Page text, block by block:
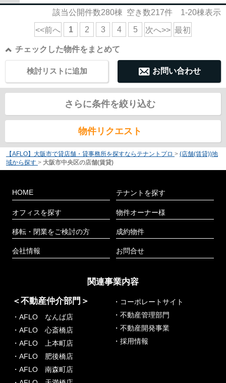
該当公開件数280棟 空き数217件 1-20棟表示
<<前へ 1 2 3 4 5 次へ>> 最初
チェックした物件をまとめて
お問い合わせ
検討リストに追加
さらに条件を絞り込む
物件リクエスト
【AFLO】大阪市で貸店舗・貸事務所を探すならテナントプロ > (店舗(賃貸))地
域から探す > 大阪市中央区の店舗(賃貸)
HOME
オフィスを探す
移転・閉業をご検討の方
会社情報
テナントを探す
物件オーナー様
成約物件
お問合せ
関連事業内容
＜不動産仲介部門＞
・AFLO なんば店
・AFLO 心斎橋店
・AFLO 上本町店
・AFLO 肥後橋店
・AFLO 南森町店
・コーポレートサイト
・不動産管理部門
・不動産開発事業
・採用情報